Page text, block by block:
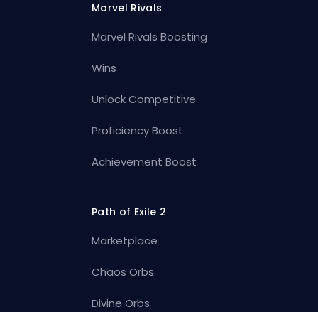
Marvel Rivals
Marvel Rivals Boosting
Wins
Unlock Competitive
Proficiency Boost
Achievement Boost
Path of Exile 2
Marketplace
Chaos Orbs
Divine Orbs